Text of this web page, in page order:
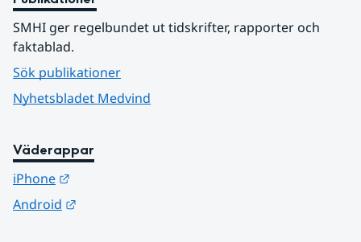
SMHI ger regelbundet ut tidskrifter, rapporter och
faktablad.
Sök publikationer
Nyhetsbladet Medvind
Väderappar
iPhone
Android